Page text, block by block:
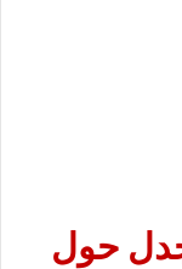
حول